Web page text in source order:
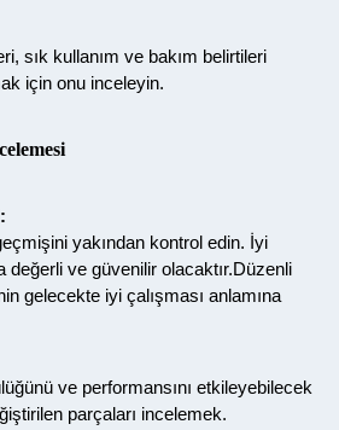
sık kullanım ve bakım belirtileri
için onu inceleyin.
yakından kontrol edin. İyi
değerli ve güvenilir olacaktır.Düzenli
gelecekte iyi çalışması anlamına
ve performansını etkileyebilecek
parçaları incelemek.